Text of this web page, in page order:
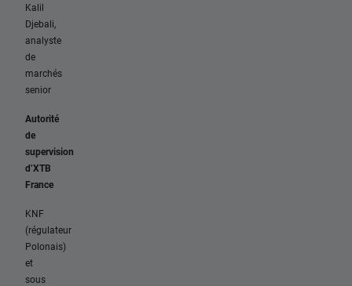
Kalil
Djebali,
analyste
de
marchés
senior
Autorité
de
supervision
d’XTB
France
KNF
(régulateur
Polonais)
et
sous